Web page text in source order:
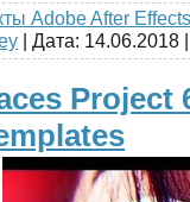
Adobe After Effects
| Дата: 14.06.2018
Project